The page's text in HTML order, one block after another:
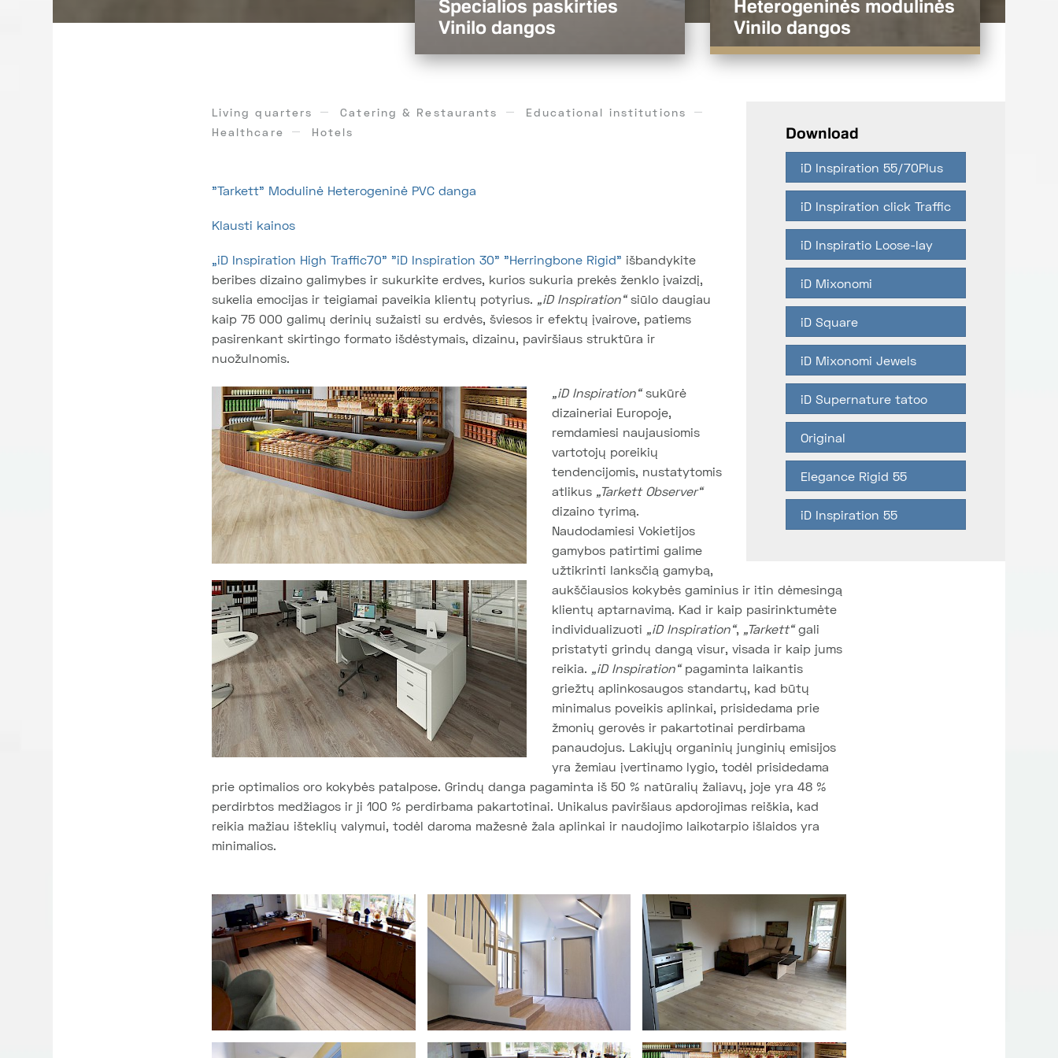
Specialios paskirties
Vinilo dangos
Heterogeninės modulinės
Vinilo dangos
Download
iD Inspiration 55/70Plus
iD Inspiration click Traffic
iD Inspiratio Loose-lay
iD Mixonomi
iD Square
iD Mixonomi Jewels
iD Supernature tatoo
Original
Elegance Rigid 55
iD Inspiration 55
Living quarters Catering & Restaurants
Educational institutions
Healthcare
Hotels
"Tarkett" Modulinė Heterogeninė PVC danga
Klausti kainos
„iD Inspiration High Traffic70" "iD Inspiration 30" "Herringbone Rigid" išbandykite
beribes dizaino galimybes ir sukurkite erdves, kurios sukuria prekės ženklo įvaizdį,
sukelia emocijas ir teigiamai paveikia klientų potyrius. „iD Inspiration“siūlo daugiau
kaip 75 000 galimų derinių sužaisti su erdvės, šviesos ir efektų įvairove, patiems
pasirenkant skirtingo formato išdėstymais, dizainu, paviršiaus struktūra ir
nuožulnomis.
„iD Inspiration“sukūrė
dizaineriai Europoje,
remdamiesi naujausiomis
vartotojų poreikių
tendencijomis, nustatytomis
atlikus „Tarkett Observer“
dizaino tyrimą.
Naudodamiesi Vokietijos
gamybos patirtimi galime
užtikrinti lanksčią gamybą,
aukščiausios kokybės gaminius ir itin dėmesingą
klientų aptarnavimą. Kad ir kaip pasirinktumėte
individualizuoti „iD Inspiration“, „Tarkett“gali
pristatyti grindų dangą visur, visada ir kaip jums
reikia. „iD Inspiration“pagaminta laikantis
griežtų aplinkosaugos standartų, kad būtų
minimalus poveikis aplinkai, prisidedama prie
žmonių gerovės ir pakartotinai perdirbama
panaudojus. Lakiųjų organinių junginių emisijos
yra žemiau įvertinamo lygio, todėl prisidedama
prie optimalios oro kokybės patalpose. Grindų danga pagaminta iš 50 % natūralių žaliavų, joje yra 48 %
perdirbtos medžiagos ir ji 100 % perdirbama pakartotinai. Unikalus paviršiaus apdorojimas reiškia, kad
reikia mažiau išteklių valymui, todėl daroma mažesnė žala aplinkai ir naudojimo laikotarpio išlaidos yra
minimalios.